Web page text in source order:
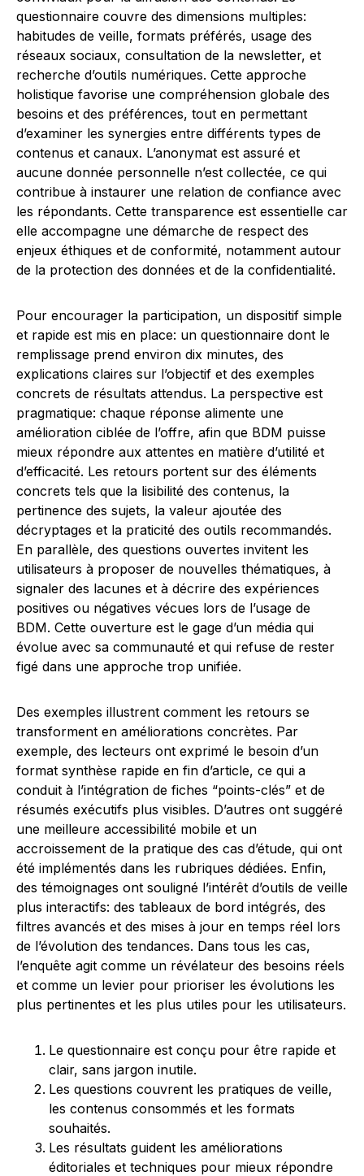
questionnaire couvre des dimensions multiples:
habitudes de veille, formats préférés, usage des
réseaux sociaux, consultation de la newsletter, et
recherche d’outils numériques. Cette approche
holistique favorise une compréhension globale des
besoins et des préférences, tout en permettant
d’examiner les synergies entre différents types de
contenus et canaux. L’anonymat est assuré et
aucune donnée personnelle n’est collectée, ce qui
contribue à instaurer une relation de confiance avec
les répondants. Cette transparence est essentielle car
elle accompagne une démarche de respect des
enjeux éthiques et de conformité, notamment autour
de la protection des données et de la confidentialité.
Pour encourager la participation, un dispositif simple
et rapide est mis en place: un questionnaire dont le
remplissage prend environ dix minutes, des
explications claires sur l’objectif et des exemples
concrets de résultats attendus. La perspective est
pragmatique: chaque réponse alimente une
amélioration ciblée de l’offre, afin que BDM puisse
mieux répondre aux attentes en matière d’utilité et
d’efficacité. Les retours portent sur des éléments
concrets tels que la lisibilité des contenus, la
pertinence des sujets, la valeur ajoutée des
décryptages et la praticité des outils recommandés.
En parallèle, des questions ouvertes invitent les
utilisateurs à proposer de nouvelles thématiques, à
signaler des lacunes et à décrire des expériences
positives ou négatives vécues lors de l’usage de
BDM. Cette ouverture est le gage d’un média qui
évolue avec sa communauté et qui refuse de rester
figé dans une approche trop unifiée.
Des exemples illustrent comment les retours se
transforment en améliorations concrètes. Par
exemple, des lecteurs ont exprimé le besoin d’un
format synthèse rapide en fin d’article, ce qui a
conduit à l’intégration de fiches “points-clés” et de
résumés exécutifs plus visibles. D’autres ont suggéré
une meilleure accessibilité mobile et un
accroissement de la pratique des cas d’étude, qui ont
été implémentés dans les rubriques dédiées. Enfin,
des témoignages ont souligné l’intérêt d’outils de veille
plus interactifs: des tableaux de bord intégrés, des
filtres avancés et des mises à jour en temps réel lors
de l’évolution des tendances. Dans tous les cas,
l’enquête agit comme un révélateur des besoins réels
et comme un levier pour prioriser les évolutions les
plus pertinentes et les plus utiles pour les utilisateurs.
Le questionnaire est conçu pour être rapide et
clair, sans jargon inutile.
Les questions couvrent les pratiques de veille,
les contenus consommés et les formats
souhaités.
Les résultats guident les améliorations
éditoriales et techniques pour mieux répondre